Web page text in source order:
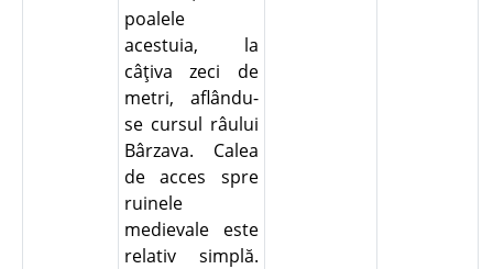
poalele
acestuia, la
câţiva zeci de
metri, aflându-
se cursul râului
Bârzava. Calea
de acces spre
ruinele
medievale este
relativ simplă.